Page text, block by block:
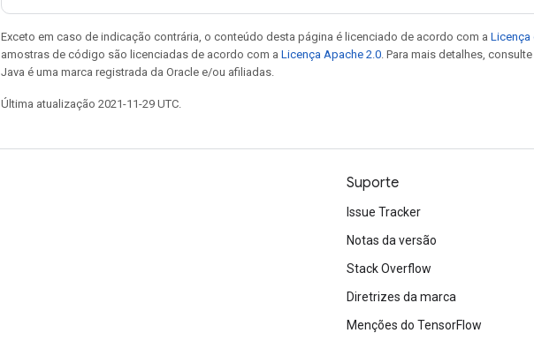
Exceto em caso de indicação contrária, o conteúdo desta página é licenciado de acordo com a Licença
amostras de código são licenciadas de acordo com a Licença Apache 2.0 . Para mais detalhes,
Java é uma marca registrada da Oracle e/ou afiliadas.
Última atualização 2021-11-29 UTC.
Suporte
Issue Tracker
Notas da versão
Stack Overflow
Diretrizes da marca
Menções do TensorFlow